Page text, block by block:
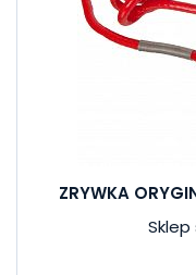
ZRYWKA